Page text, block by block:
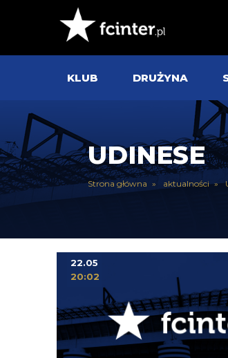
KLUB DRUŻYNA
UDINESE
Strona główna aktualności
22.05
20:02